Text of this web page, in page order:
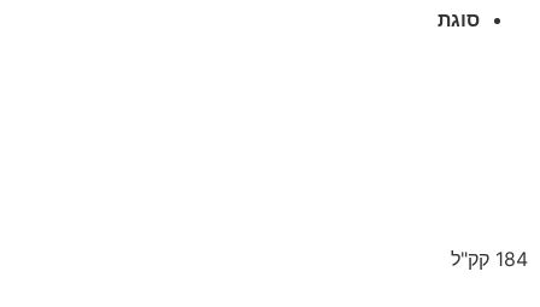
סוגת
184 קק"ל